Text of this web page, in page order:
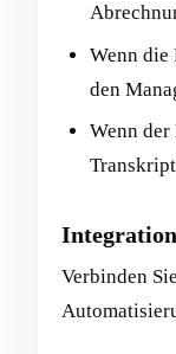
Wenn
den
Wenn
Verbinden